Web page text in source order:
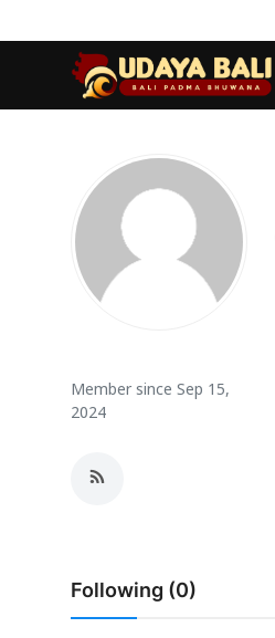
Desa Adat
Alam Bali
Indonesia
Member since Sep 15,
2024
Following (0)